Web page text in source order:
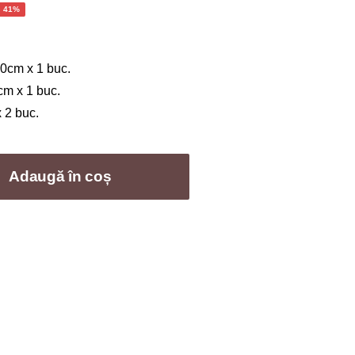
lei.
41%
x 1 buc.
x 1 buc.
2 buc.
Adaugă în coș